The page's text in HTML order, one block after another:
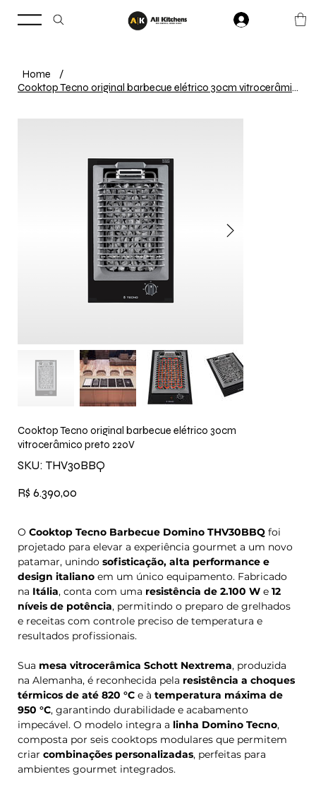
Home
/
Cooktop Tecno original barbecue elétrico 30cm vitrocerâmico preto 220V
Cooktop Tecno original barbecue elétrico 30cm
vitrocerâmico preto 220V
SKU: SKU
THV30BBQ
THV30BBQ
Preço
R$ 6.390,00
O Cooktop Tecno Barbecue Domino THV30BBQfoi
projetado para elevar a experiência gourmet a um novo
patamar, unindo sofisticação, alta performance e
design italianoem um único equipamento. Fabricado
na Itália, conta com uma resistência de 2.100 We 12
níveis de potência, permitindo o preparo de grelhados
e receitas com controle preciso de temperatura e
resultados profissionais.
Sua mesa vitrocerâmica Schott Nextrema, produzida
na Alemanha, é reconhecida pela resistência a choques
térmicos de até 820 °Ce à temperatura máxima de
950 °C, garantindo durabilidade e acabamento
impecável. O modelo integra a linha Domino Tecno,
composta por seis cooktops modulares que permitem
criar combinações personalizadas, perfeitas para
ambientes gourmet integrados.